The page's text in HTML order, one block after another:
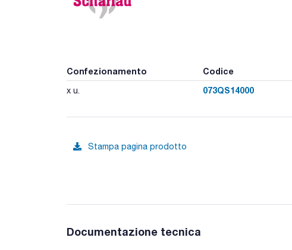
Confezionamento Codice
x u. 073QS14000
Stampa pagina prodotto
Documentazione tecnica